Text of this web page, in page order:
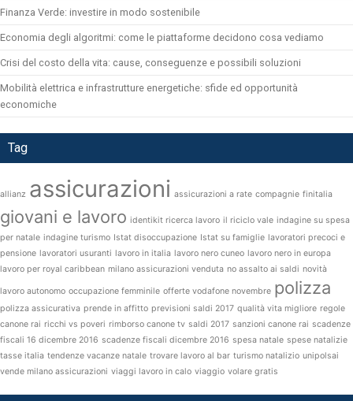
Finanza Verde: investire in modo sostenibile
Economia degli algoritmi: come le piattaforme decidono cosa vediamo
Crisi del costo della vita: cause, conseguenze e possibili soluzioni
Mobilità elettrica e infrastrutture energetiche: sfide ed opportunità
economiche
Tag
allianz assicurazioni assicurazioni a rate compagnie finitalia
giovani e lavoro identikit ricerca lavoro il riciclo vale indagine su spesa
per natale indagine turismo Istat disoccupazione Istat su famiglie lavoratori precoci e
pensione lavoratori usuranti lavoro in italia lavoro nero cuneo lavoro nero in europa
lavoro per royal caribbean milano assicurazioni venduta no assalto ai saldi novità
lavoro autonomo occupazione femminile offerte vodafone novembre polizza
polizza assicurativa prende in affitto previsioni saldi 2017 qualità vita migliore regole
canone rai ricchi vs poveri rimborso canone tv saldi 2017 sanzioni canone rai scadenze
fiscali 16 dicembre 2016 scadenze fiscali dicembre 2016 spesa natale spese natalizie
tasse italia tendenze vacanze natale trovare lavoro al bar turismo natalizio unipolsai
vende milano assicurazioni viaggi lavoro in calo viaggio volare gratis